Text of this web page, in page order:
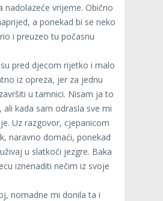
nadolazeće vrijeme. Obično
a ponekad bi se neko
i preuzeo tu počasnu
pred djecom rijetko i malo
iz opreza, jer za jednu
u tamnici. Nisam ja to
ali kada sam odrasla sve mi
Uz razgovor, cjepanicom
naravno domaći, ponekad
u slatkoći jezgre. Baka
iznenaditi nečim iz svoje
nomadne mi donila ta i